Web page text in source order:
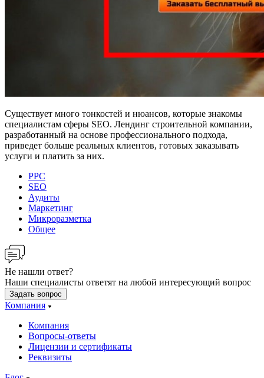
Существует много тонкостей и нюансов, которые знакомы
специалистам сферы SEO. Лендинг строительной компании,
разработанный на основе профессионального подхода,
приведет больше реальных клиентов, готовых заказывать
услуги и платить за них.
PPC
SEO
Аудиты
Маркетинг
Микроразметка
Общее
Не нашли ответ?
Наши специалисты ответят на любой интересующий вопрос
Задать вопрос
Компания
Компания
Вопросы-ответы
Лицензии и сертификаты
Реквизиты